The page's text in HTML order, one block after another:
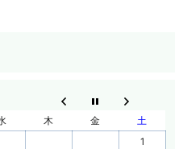
木 金
土
1